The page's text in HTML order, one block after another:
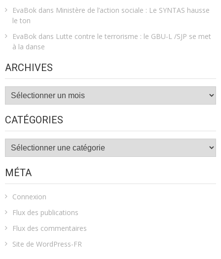
EvaBok dans Ministère de l’action sociale : Le SYNTAS hausse
le ton
EvaBok dans Lutte contre le terrorisme : le GBU-L /SJP se met
à la danse
ARCHIVES
Archives
CATÉGORIES
Catégories
MÉTA
Connexion
Flux des publications
Flux des commentaires
Site de WordPress-FR